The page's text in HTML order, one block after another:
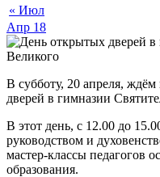
« Июл
Апр 18
В субботу, 20 апреля,
дверей в гимназии
В этот день, с 12.00 до
руководством и
мастер-классы педагогов
образования.